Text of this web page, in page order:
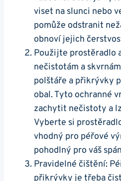
viset na slunci nebo
pomůže odstranit
obnoví jejich
Použijte prostěradlo
nečistotám a
polštáře a přikrývky
obal. Tyto ochranné
zachytit nečistoty a
Vyberte si
vhodný pro péřové
pohodlný pro váš
Pravidelné čištění:
přikrývky je třeba